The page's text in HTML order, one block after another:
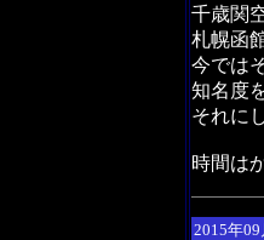
千歳関
札幌函
今では
知名度
それに
時間は
2015年